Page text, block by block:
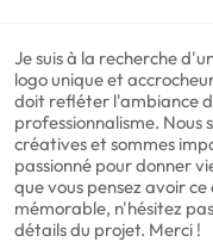
Je suis à la recherche
logo unique et
doit refléter l'ambiance
professionnalisme. Nous
créatives et sommes
passionné pour donner
que vous pensez avoir
mémorable, n'hésitez
détails du projet. Merci !